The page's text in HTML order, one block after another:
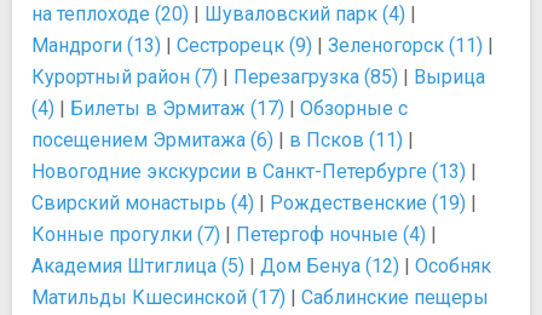
на теплоходе (20) | Шуваловский парк (4) |
Мандроги (13) | Сестрорецк (9) | Зеленогорск (11) |
Курортный район (7) | Перезагрузка (85) | Вырица
(4) | Билеты в Эрмитаж (17) | Обзорные с
посещением Эрмитажа (6) | в Псков (11) |
Новогодние экскурсии в Санкт-Петербурге (13) |
Свирский монастырь (4) | Рождественские (19) |
Конные прогулки (7) | Петергоф ночные (4) |
Академия Штиглица (5) | Дом Бенуа (12) | Особняк
Матильды Кшесинской (17) | Саблинские пещеры